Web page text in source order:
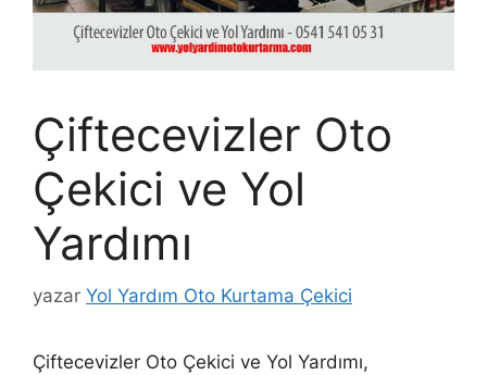
Çiftecevizler Oto
Çekici ve Yol
Yardımı
yazar Yol Yardım Oto Kurtama Çekici
Çiftecevizler Oto Çekici ve Yol Yardımı,